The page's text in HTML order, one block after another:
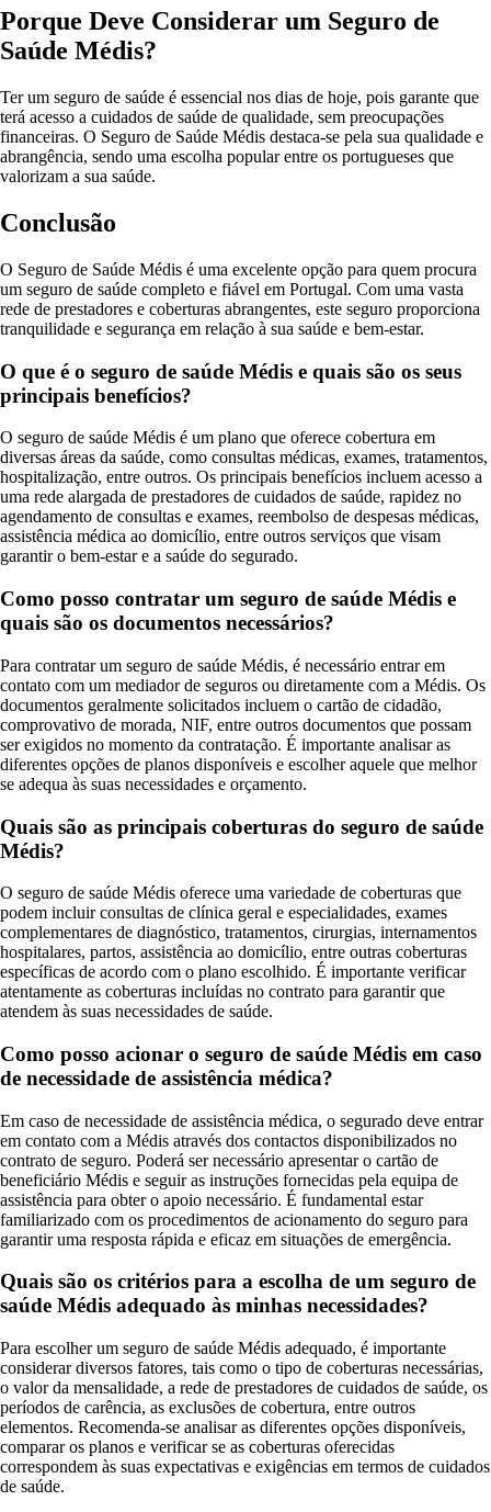
Porque Deve Considerar um Seguro de
Saúde Médis?
Ter um seguro de saúde é essencial nos dias de hoje, pois garante que
terá acesso a cuidados de saúde de qualidade, sem preocupações
financeiras. O Seguro de Saúde Médis destaca-se pela sua qualidade e
abrangência, sendo uma escolha popular entre os portugueses que
valorizam a sua saúde.
Conclusão
O Seguro de Saúde Médis é uma excelente opção para quem procura
um seguro de saúde completo e fiável em Portugal. Com uma vasta
rede de prestadores e coberturas abrangentes, este seguro proporciona
tranquilidade e segurança em relação à sua saúde e bem-estar.
O que é o seguro de saúde Médis e quais são os seus
principais benefícios?
O seguro de saúde Médis é um plano que oferece cobertura em
diversas áreas da saúde, como consultas médicas, exames, tratamentos,
hospitalização, entre outros. Os principais benefícios incluem acesso a
uma rede alargada de prestadores de cuidados de saúde, rapidez no
agendamento de consultas e exames, reembolso de despesas médicas,
assistência médica ao domicílio, entre outros serviços que visam
garantir o bem-estar e a saúde do segurado.
Como posso contratar um seguro de saúde Médis e
quais são os documentos necessários?
Para contratar um seguro de saúde Médis, é necessário entrar em
contato com um mediador de seguros ou diretamente com a Médis. Os
documentos geralmente solicitados incluem o cartão de cidadão,
comprovativo de morada, NIF, entre outros documentos que possam
ser exigidos no momento da contratação. É importante analisar as
diferentes opções de planos disponíveis e escolher aquele que melhor
se adequa às suas necessidades e orçamento.
Quais são as principais coberturas do seguro de saúde
Médis?
O seguro de saúde Médis oferece uma variedade de coberturas que
podem incluir consultas de clínica geral e especialidades, exames
complementares de diagnóstico, tratamentos, cirurgias, internamentos
hospitalares, partos, assistência ao domicílio, entre outras coberturas
específicas de acordo com o plano escolhido. É importante verificar
atentamente as coberturas incluídas no contrato para garantir que
atendem às suas necessidades de saúde.
Como posso acionar o seguro de saúde Médis em caso
de necessidade de assistência médica?
Em caso de necessidade de assistência médica, o segurado deve entrar
em contato com a Médis através dos contactos disponibilizados no
contrato de seguro. Poderá ser necessário apresentar o cartão de
beneficiário Médis e seguir as instruções fornecidas pela equipa de
assistência para obter o apoio necessário. É fundamental estar
familiarizado com os procedimentos de acionamento do seguro para
garantir uma resposta rápida e eficaz em situações de emergência.
Quais são os critérios para a escolha de um seguro de
saúde Médis adequado às minhas necessidades?
Para escolher um seguro de saúde Médis adequado, é importante
considerar diversos fatores, tais como o tipo de coberturas necessárias,
o valor da mensalidade, a rede de prestadores de cuidados de saúde, os
períodos de carência, as exclusões de cobertura, entre outros
elementos. Recomenda-se analisar as diferentes opções disponíveis,
comparar os planos e verificar se as coberturas oferecidas
correspondem às suas expectativas e exigências em termos de cuidados
de saúde.